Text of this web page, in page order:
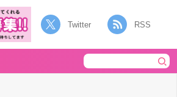
Twitter RSS